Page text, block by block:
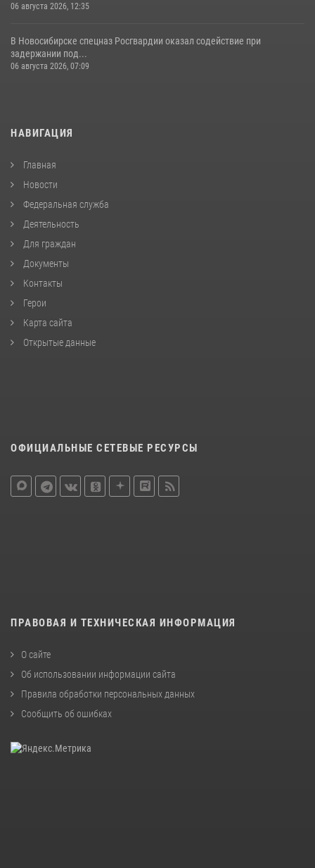
06 августа 2026, 12:35
В Новосибирске спецназ Росгвардии оказал содействие при
задержании под...
06 августа 2026, 07:09
НАВИГАЦИЯ
Главная
Новости
Федеральная служба
Деятельность
Для граждан
Документы
Контакты
Герои
Карта сайта
Открытые данные
ОФИЦИАЛЬНЫЕ СЕТЕВЫЕ РЕСУРСЫ
ПРАВОВАЯ И ТЕХНИЧЕСКАЯ ИНФОРМАЦИЯ
О сайте
Об использовании информации сайта
Правила обработки персональных данных
Сообщить об ошибках